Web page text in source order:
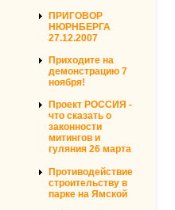
ПРИГОВОР
НЮРНБЕРГА
27.12.2007
Приходите на
демонстрацию 7
ноября!
Проект РОССИЯ -
что сказать о
законности
митингов и
гуляния 26 марта
Противодействие
строительству в
парке на Ямской